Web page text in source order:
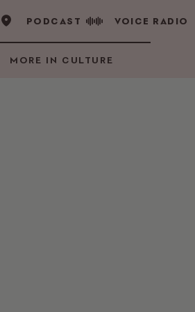
PODCAST VOICE RADIO
MORE IN CULTURE